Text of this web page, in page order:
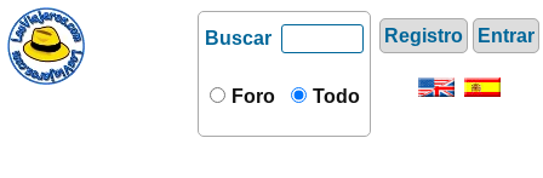
Registro Entrar
Buscar
Foro Todo